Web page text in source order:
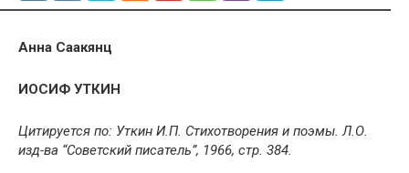
Анна Саакянц
ИОСИФ УТКИН
Цитируется по: Уткин И.П. Стихотворения и поэмы. Л.О.
изд-ва “Советский писатель”, 1966, стр. 384.